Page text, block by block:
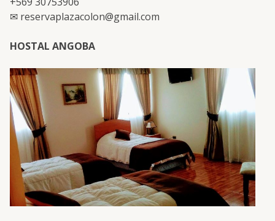
✉ reservaplazacolon@gmail.com
HOSTAL ANGOBA